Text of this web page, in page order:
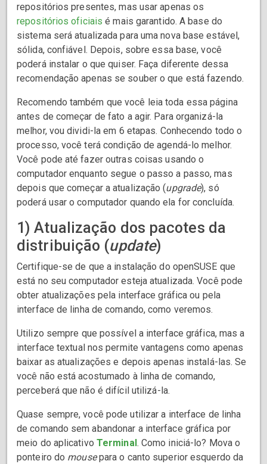
repositórios presentes, mas usar apenas os
repositórios oficiais é mais garantido. A base do
sistema será atualizada para uma nova base estável,
sólida, confiável. Depois, sobre essa base, você
poderá instalar o que quiser. Faça diferente dessa
recomendação apenas se souber o que está fazendo.
Recomendo também que você leia toda essa página
antes de começar de fato a agir. Para organizá-la
melhor, vou dividi-la em 6 etapas. Conhecendo todo o
processo, você terá condição de agendá-lo melhor.
Você pode até fazer outras coisas usando o
computador enquanto segue o passo a passo, mas
depois que começar a atualização (upgrade), só
poderá usar o computador quando ela for concluída.
1) Atualização dos pacotes da
distribuição (update)
Certifique-se de que a instalação do openSUSE que
está no seu computador esteja atualizada. Você pode
obter atualizações pela interface gráfica ou pela
interface de linha de comando, como veremos.
Utilizo sempre que possível a interface gráfica, mas a
interface textual nos permite vantagens como apenas
baixar as atualizações e depois apenas instalá-las. Se
você não está acostumado à linha de comando,
perceberá que não é difícil utilizá-la.
Quase sempre, você pode utilizar a interface de linha
de comando sem abandonar a interface gráfica por
meio do aplicativo Terminal. Como iniciá-lo? Mova o
ponteiro do mousepara o canto superior esquerdo da